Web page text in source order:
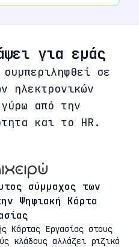
για εμάς
σε
ηλεκτρονικών
από την
και το HR.
σύμμαχος των
Ψηφιακή Κάρτα
Κάρτας Εργασίας στους
κλάδους αλλάζει ριζικά